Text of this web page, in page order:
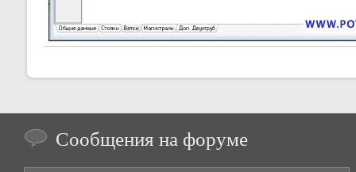
Сообщения на форуме